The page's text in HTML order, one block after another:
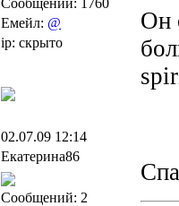
Сообщений: 1760
Емейл: @
ip: скрыто
Он
02.07.09 12:14
Екатерина86
Сообщений: 2